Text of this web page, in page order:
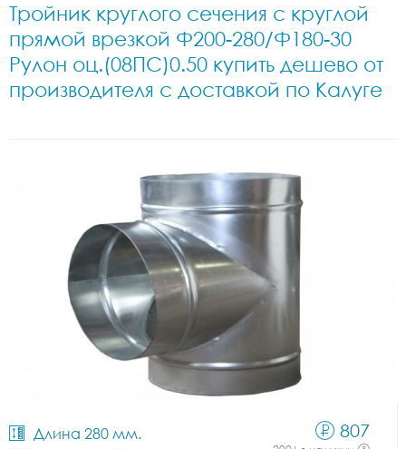
Тройник круглого сечения с круглой
прямой врезкой Ф200-280/Ф180-30
Рулон оц.(08ПС)0.50 купить дешево от
производителя с доставкой по Калуге
Длина 280 мм.
807